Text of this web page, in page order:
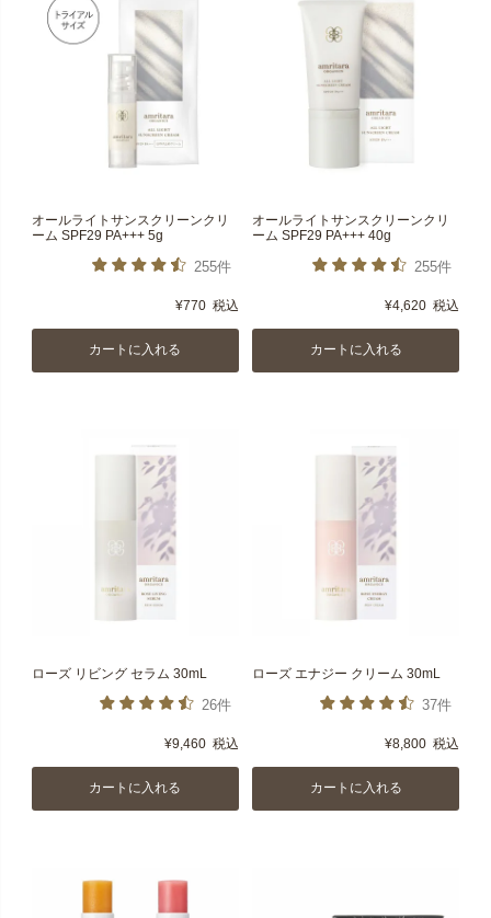
オールライトサンスクリーンクリ
ーム SPF29 PA+++ 5g
255件
¥770 税込
カートに入れる
オールライトサンスクリーンクリ
ーム SPF29 PA+++ 40g
255件
¥4,620 税込
カートに入れる
ローズ リビング セラム 30mL
26件
¥9,460 税込
カートに入れる
ローズ エナジー クリーム 30mL
37件
¥8,800 税込
カートに入れる